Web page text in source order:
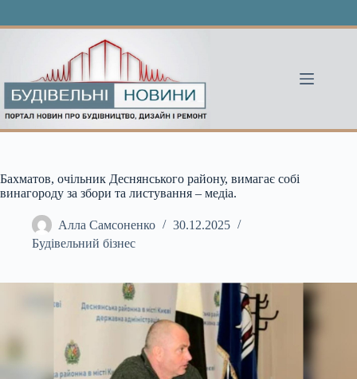
Бахматов, очільник Деснянського району, вимагає собі
винагороду за збори та листування – медіа.
Алла Самсоненко
30.12.2025
Будівельний бізнес